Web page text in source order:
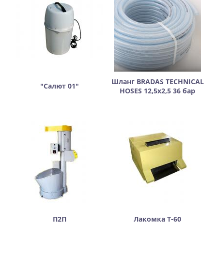
"Салют 01"
Шланг BRADAS TECHNICAL
HOSES 12,5х2,5 36 бар
П2П Лакомка Т-60